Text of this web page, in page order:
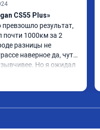
CS55 Plus»
результат,
почти 1000км за 2
разницы не
наверное да, чуть
Но я ожидал